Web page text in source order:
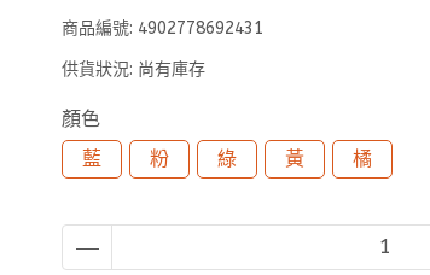
商品編號: 4902778692431
供貨狀況: 尚有庫存
顏色
藍
粉 綠 黃 橘